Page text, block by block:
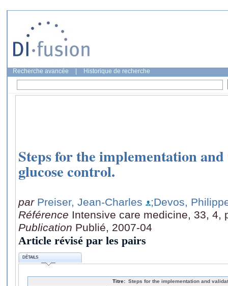
Recherche avancée Historique de recherche
Steps for the implementation
glucose control.
par Preiser, Jean-Charles
;Devos,
Référence Intensive care medicine, 33, 4,
Publication Publié, 2007-04
Article révisé par les pairs
DÉTAILS
Titre: Steps for the implementation and